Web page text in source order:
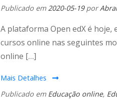
Publicado em2020-05-19por
A plataforma Open edX é
cursos online nas seguintes
online […]
Mais Detalhes
Publicado em Educação online,